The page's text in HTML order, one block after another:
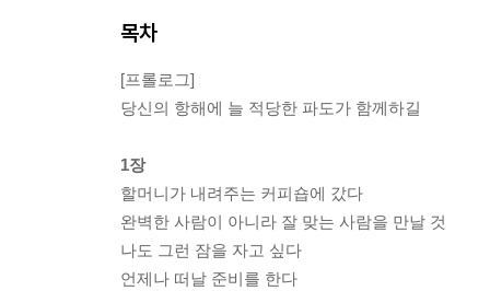
목차
[프롤로그]
당신의 항해에 늘 적당한 파도가 함께하길
1장
할머니가 내려주는 커피숍에 갔다
완벽한 사람이 아니라 잘 맞는 사람을 만날 것
나도 그런 잠을 자고 싶다
언제나 떠날 준비를 한다